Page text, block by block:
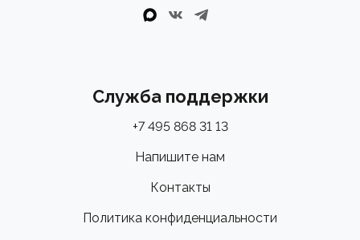
Служба поддержки
+7 495 868 31 13
Напишите нам
Контакты
Политика конфиденциальности